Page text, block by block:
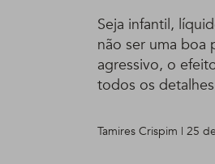
Seja infantil,
não ser uma boa
agressivo, o
todos os
Tamires Crispim | 25